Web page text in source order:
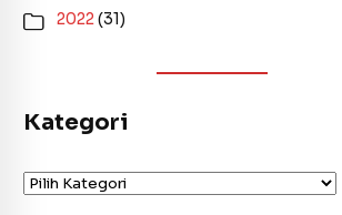
2022(31)
Kategori
Kategori